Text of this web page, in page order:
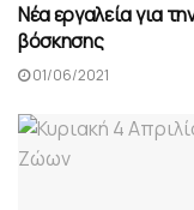
Νέα εργαλεία για
βόσκησης
01/06/2021